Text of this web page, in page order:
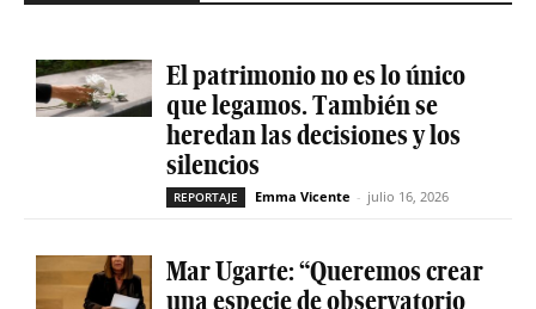
El patrimonio no es lo único
que legamos. También se
heredan las decisiones y los
silencios
REPORTAJE Emma Vicente - julio 16, 2026
Mar Ugarte: “Queremos crear
una especie de observatorio